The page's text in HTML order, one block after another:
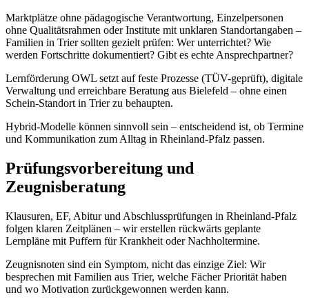
Marktplätze ohne pädagogische Verantwortung, Einzelpersonen
ohne Qualitätsrahmen oder Institute mit unklaren Standortangaben –
Familien in Trier sollten gezielt prüfen: Wer unterrichtet? Wie
werden Fortschritte dokumentiert? Gibt es echte Ansprechpartner?
Lernförderung OWL setzt auf feste Prozesse (TÜV-geprüft), digitale
Verwaltung und erreichbare Beratung aus Bielefeld – ohne einen
Schein-Standort in Trier zu behaupten.
Hybrid-Modelle können sinnvoll sein – entscheidend ist, ob Termine
und Kommunikation zum Alltag in Rheinland-Pfalz passen.
Prüfungsvorbereitung und
Zeugnisberatung
Klausuren, EF, Abitur und Abschlussprüfungen in Rheinland-Pfalz
folgen klaren Zeitplänen – wir erstellen rückwärts geplante
Lernpläne mit Puffern für Krankheit oder Nachholtermine.
Zeugnisnoten sind ein Symptom, nicht das einzige Ziel: Wir
besprechen mit Familien aus Trier, welche Fächer Priorität haben
und wo Motivation zurückgewonnen werden kann.